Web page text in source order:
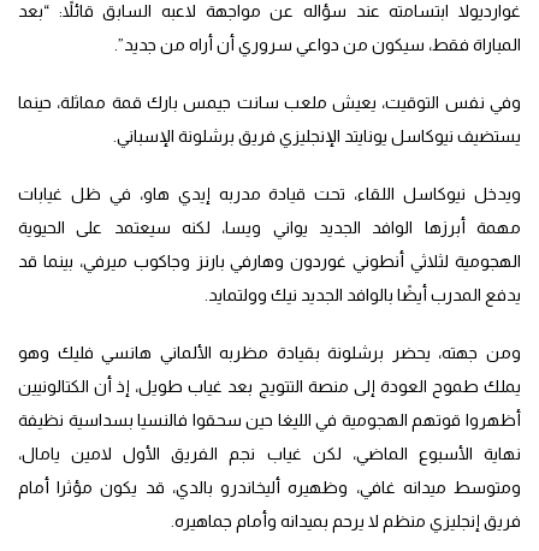
غوارديولا ابتسامته عند سؤاله عن مواجهة لاعبه السابق قائلاً: “بعد
المباراة فقط، سيكون من دواعي سروري أن أراه من جديد”.
وفي نفس التوقيت، يعيش ملعب سانت جيمس بارك قمة مماثلة، حينما
يستضيف نيوكاسل يونايتد الإنجليزي فريق برشلونة الإسباني.
ويدخل نيوكاسل اللقاء، تحت قيادة مدربه إيدي هاو، في ظل غيابات
مهمة أبرزها الوافد الجديد يواني ويسا، لكنه سيعتمد على الحيوية
الهجومية لثلاثي أنطوني غوردون وهارفي بارنز وجاكوب ميرفي، بينما قد
يدفع المدرب أيضًا بالوافد الجديد نيك وولتمايد.
ومن جهته، يحضر برشلونة بقيادة مظربه الألماني هانسي فليك وهو
يملك طموح العودة إلى منصة التتويج بعد غياب طويل، إذ أن الكتالونيين
أظهروا قوتهم الهجومية في الليغا حين سحقوا فالنسيا بسداسية نظيفة
نهاية الأسبوع الماضي، لكن غياب نجم الفريق الأول لامين يامال،
ومتوسط ميدانه غافي، وظهيره أليخاندرو بالدي، قد يكون مؤثرا أمام
فريق إنجليزي منظم لا يرحم بميدانه وأمام جماهيره.